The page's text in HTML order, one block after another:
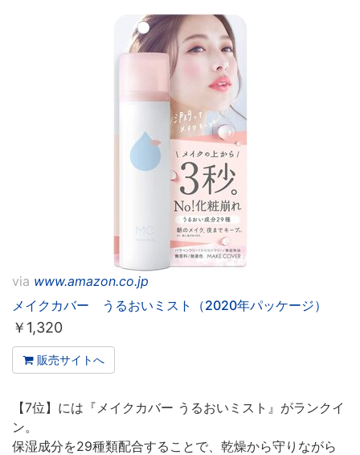
via www.amazon.co.jp
メイクカバー うるおいミスト（2020年パッケージ）
￥ 1,320
販売サイトへ
【7位】には『メイクカバー うるおいミスト』がランクイ
ン。
保湿成分を29種類配合することで、乾燥から守りながら